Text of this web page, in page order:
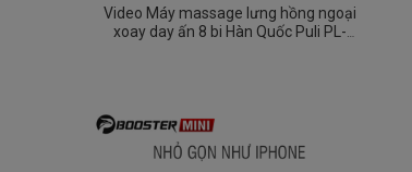
Video Máy massage lưng hồng ngoại
xoay day ấn 8 bi Hàn Quốc Puli PL-